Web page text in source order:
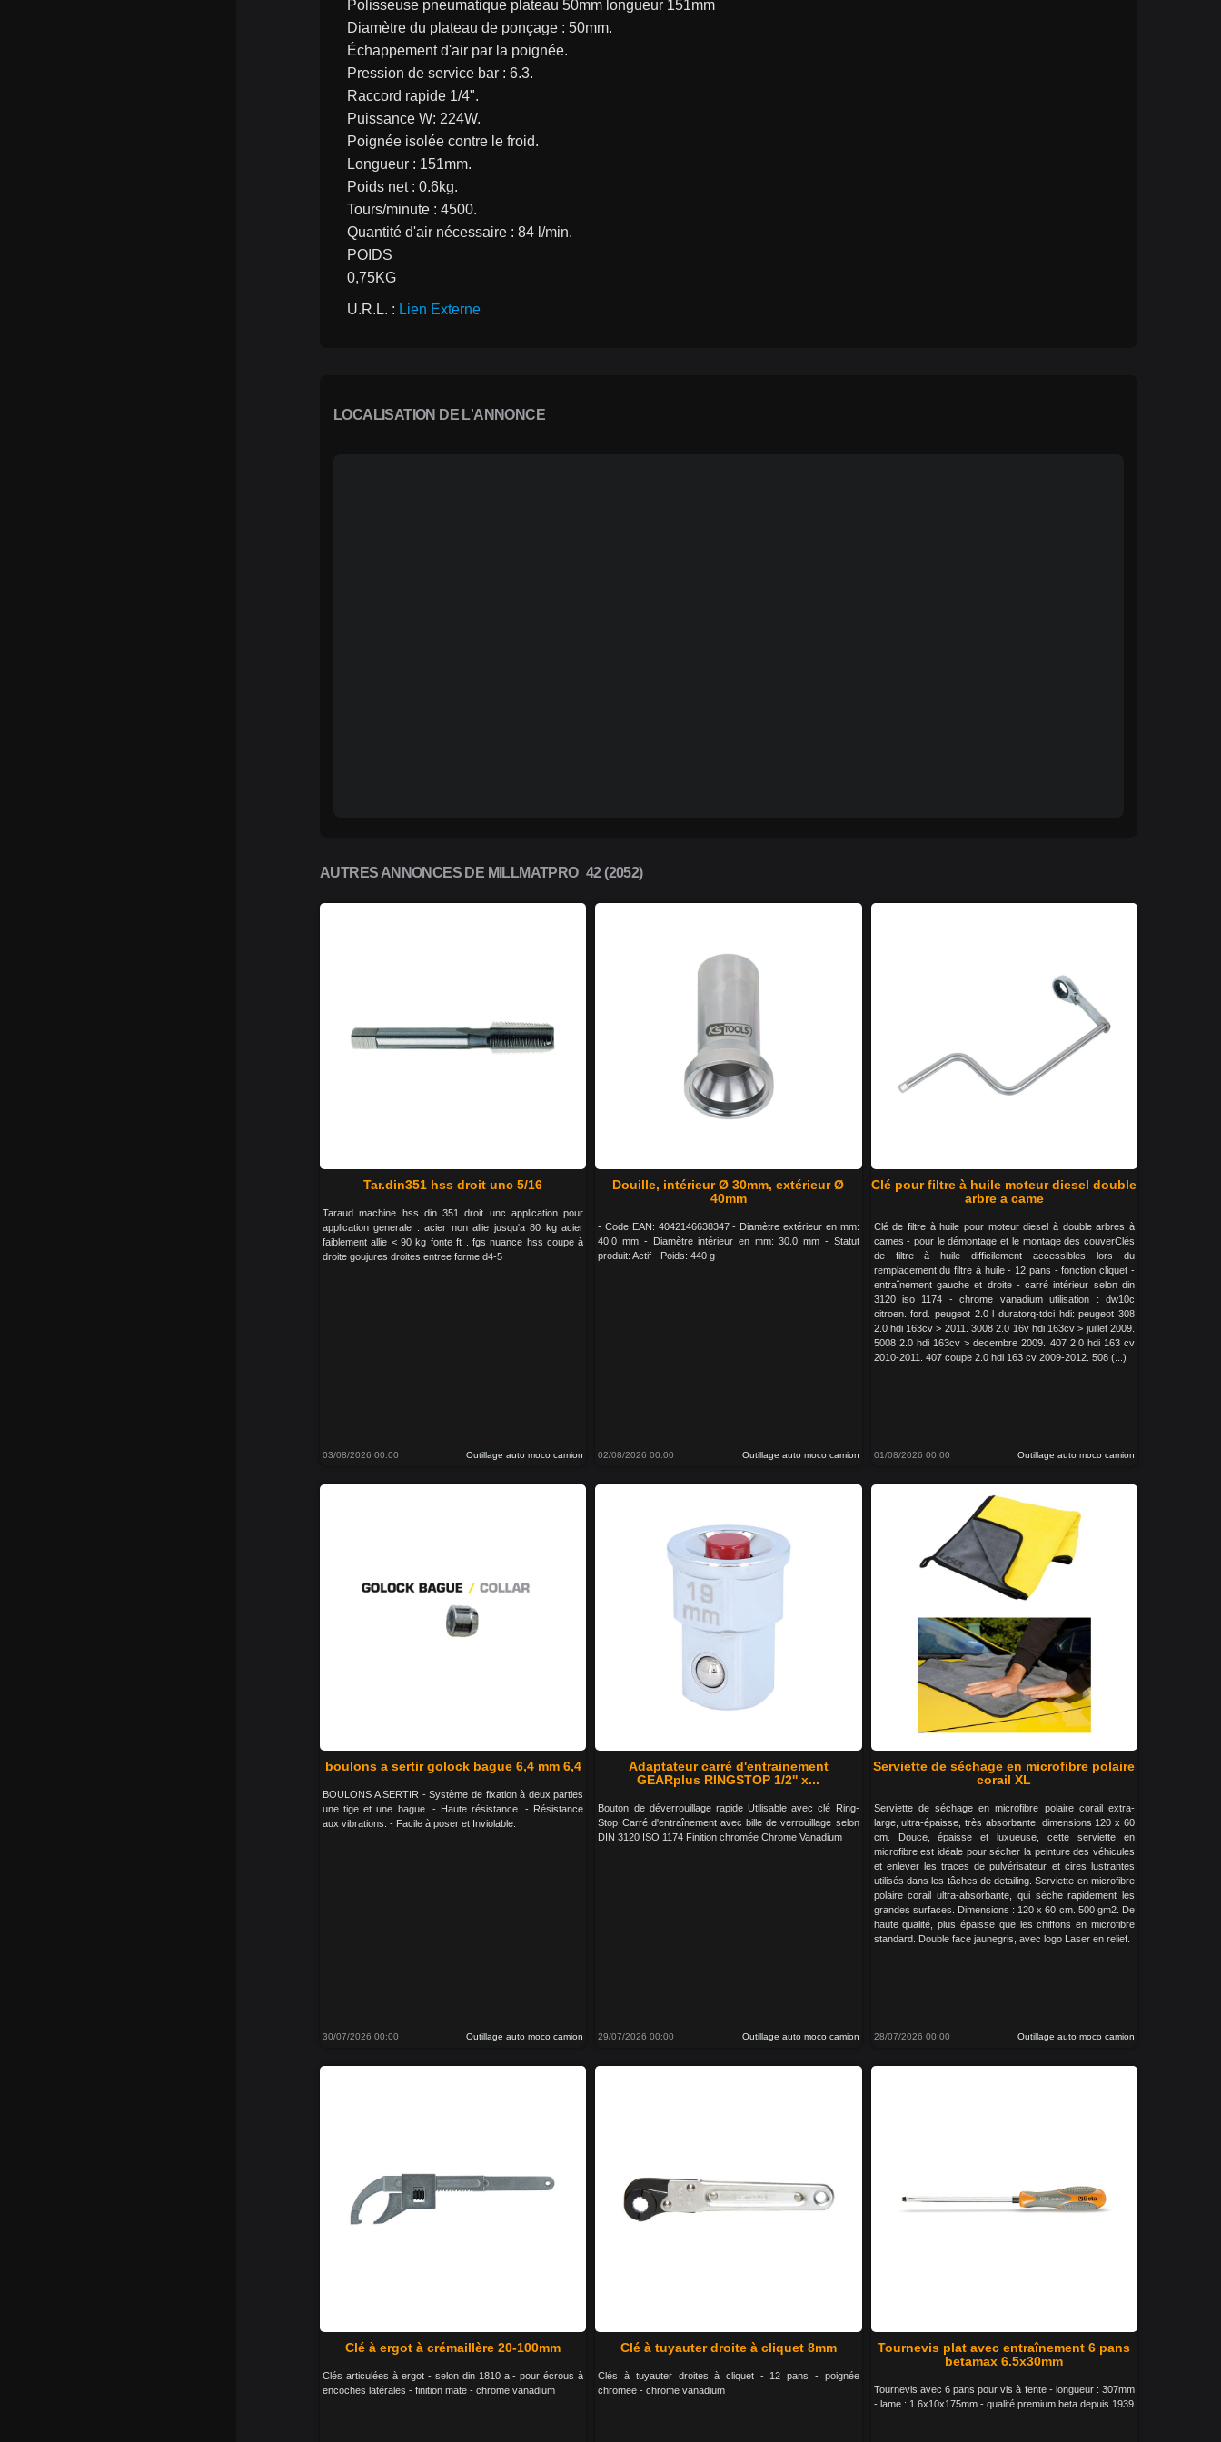
Polisseuse pneumatique plateau 50mm longueur 151mm
Diamètre du plateau de ponçage : 50mm.
Échappement d'air par la poignée.
Pression de service bar : 6.3.
Raccord rapide 1/4".
Puissance W: 224W.
Poignée isolée contre le froid.
Longueur : 151mm.
Poids net : 0.6kg.
Tours/minute : 4500.
Quantité d'air nécessaire : 84 l/min.
POIDS
0,75KG
U.R.L. : Lien Externe
LOCALISATION DE L'ANNONCE
AUTRES ANNONCES DE MILLMATPRO_42 (2052)
Tar.din351 hss droit unc 5/16
Taraud machine hss din 351 droit unc application pour
application generale : acier non allie jusqu'a 80 kg acier
faiblement allie < 90 kg fonte ft . fgs nuance hss coupe à
droite goujures droites entree forme d4-5
03/08/2026 00:00 Outillage auto moco camion
Douille, intérieur Ø 30mm, extérieur Ø
40mm
- Code EAN: 4042146638347 - Diamètre extérieur en mm:
40.0 mm - Diamètre intérieur en mm: 30.0 mm - Statut
produit: Actif - Poids: 440 g
02/08/2026 00:00 Outillage auto moco camion
Clé pour filtre à huile moteur diesel double
arbre a came
Clé de filtre à huile pour moteur diesel à double arbres à
cames - pour le démontage et le montage des couverClés
de filtre à huile difficilement accessibles lors du
remplacement du filtre à huile - 12 pans - fonction cliquet -
entraînement gauche et droite - carré intérieur selon din
3120 iso 1174 - chrome vanadium utilisation : dw10c
citroen. ford. peugeot 2.0 l duratorq-tdci hdi: peugeot 308
2.0 hdi 163cv > 2011. 3008 2.0 16v hdi 163cv > juillet 2009.
5008 2.0 hdi 163cv > decembre 2009. 407 2.0 hdi 163 cv
2010-2011. 407 coupe 2.0 hdi 163 cv 2009-2012. 508 (...)
01/08/2026 00:00 Outillage auto moco camion
boulons a sertir golock bague 6,4 mm 6,4
BOULONS A SERTIR - Système de fixation à deux parties
une tige et une bague. - Haute résistance. - Résistance
aux vibrations. - Facile à poser et Inviolable.
30/07/2026 00:00 Outillage auto moco camion
Adaptateur carré d'entrainement
GEARplus RINGSTOP 1/2'' x...
Bouton de déverrouillage rapide Utilisable avec clé Ring-
Stop Carré d'entraînement avec bille de verrouillage selon
DIN 3120 ISO 1174 Finition chromée Chrome Vanadium
29/07/2026 00:00 Outillage auto moco camion
Serviette de séchage en microfibre polaire
corail XL
Serviette de séchage en microfibre polaire corail extra-
large, ultra-épaisse, très absorbante, dimensions 120 x 60
cm. Douce, épaisse et luxueuse, cette serviette en
microfibre est idéale pour sécher la peinture des véhicules
et enlever les traces de pulvérisateur et cires lustrantes
utilisés dans les tâches de detailing. Serviette en microfibre
polaire corail ultra-absorbante, qui sèche rapidement les
grandes surfaces. Dimensions : 120 x 60 cm. 500 gm2. De
haute qualité, plus épaisse que les chiffons en microfibre
standard. Double face jaunegris, avec logo Laser en relief.
28/07/2026 00:00 Outillage auto moco camion
Clé à ergot à crémaillère 20-100mm
Clés articulées à ergot - selon din 1810 a - pour écrous à
encoches latérales - finition mate - chrome vanadium
Clé à tuyauter droite à cliquet 8mm
Clés à tuyauter droites à cliquet - 12 pans - poignée
chromee - chrome vanadium
Tournevis plat avec entraînement 6 pans
betamax 6.5x30mm
Tournevis avec 6 pans pour vis à fente - longueur : 307mm
- lame : 1.6x10x175mm - qualité premium beta depuis 1939